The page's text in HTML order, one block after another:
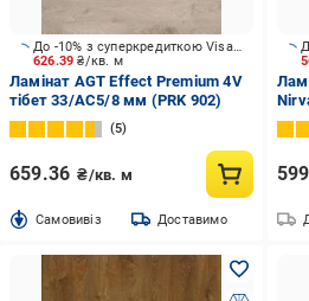
626.39₴/кв. м
До -10% з суперкредиткою Visa Вигода
Ламінат AGT Effect Premium 4V
тібет 33/АС5/8 мм (PRK 902)
5
659.36 ₴/кв. м
Cамовивіз Доставимо